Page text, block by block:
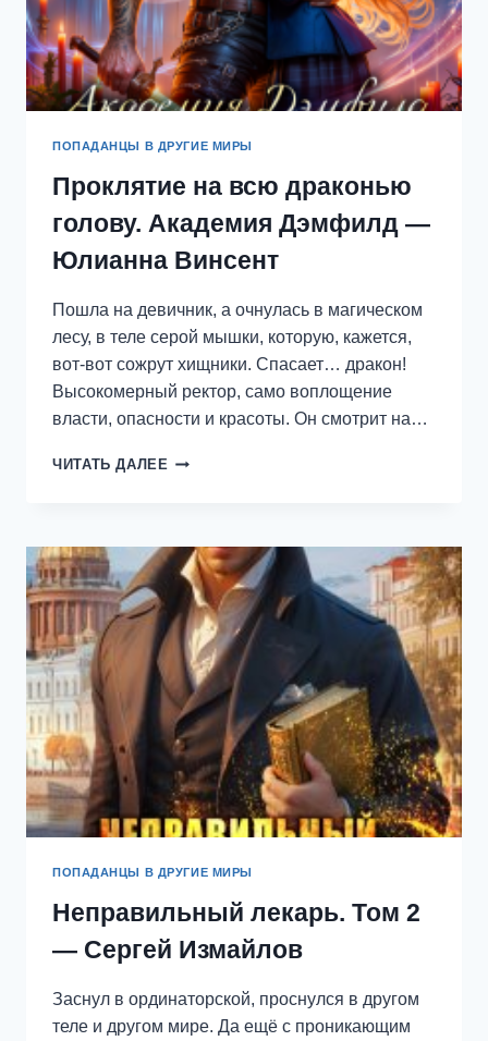
ПОПАДАНЦЫ В ДРУГИЕ МИРЫ
Проклятие на всю драконью
голову. Академия Дэмфилд —
Юлианна Винсент
Пошла на девичник, а очнулась в магическом
лесу, в теле серой мышки, которую, кажется,
вот-вот сожрут хищники. Спасает… дракон!
Высокомерный ректор, само воплощение
власти, опасности и красоты. Он смотрит на…
ЧИТАТЬ ДАЛЕЕ ПРОКЛЯТИЕ
ГОЛОВУ.
АКАДЕМИЯ
ДЭМФИЛД
—
ЮЛИАННА
ВИНСЕНТ
ПОПАДАНЦЫ В ДРУГИЕ МИРЫ
Неправильный лекарь. Том 2
— Сергей Измайлов
Заснул в ординаторской, проснулся в другом
теле и другом мире. Да ещё с проникающим